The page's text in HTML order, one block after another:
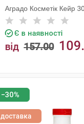
Аградо Косметік Кейр
Є в наявності
від 157.00
−30%
доставка